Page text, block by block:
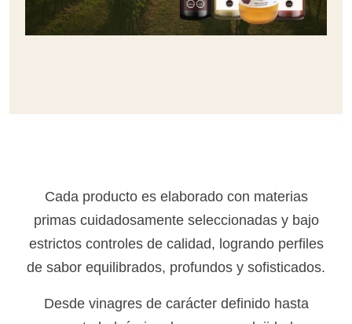
Cada producto es elaborado con materias
primas cuidadosamente seleccionadas y bajo
estrictos controles de calidad, logrando perfiles
de sabor equilibrados, profundos y sofisticados.
Desde vinagres de carácter definido hasta